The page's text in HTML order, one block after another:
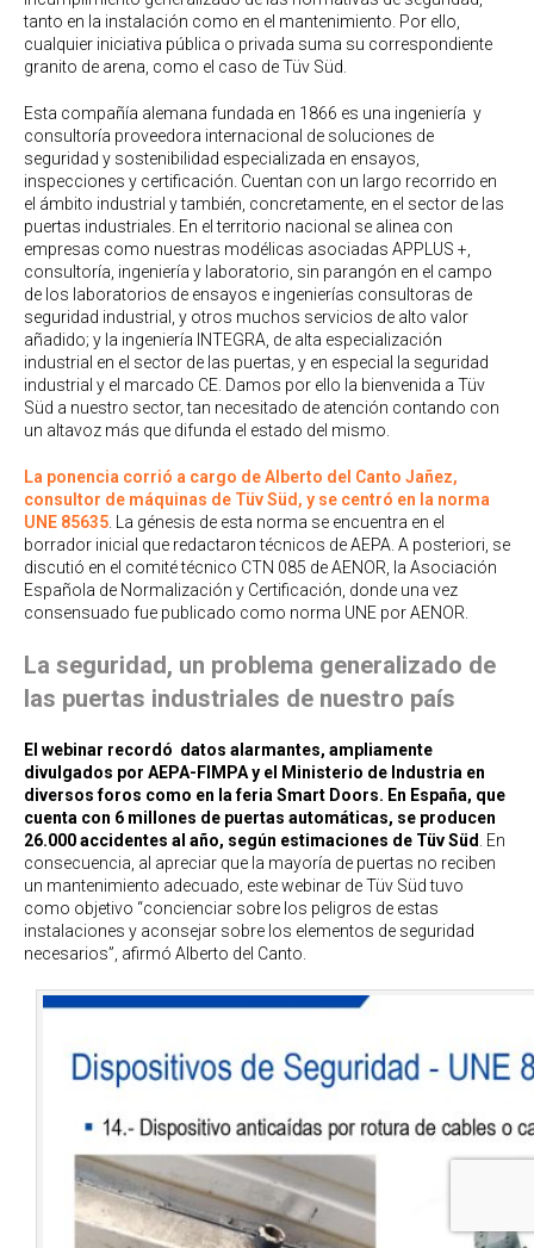
tanto en la instalación como en el mantenimiento. Por ello,
cualquier iniciativa pública o privada suma su correspondiente
granito de arena, como el caso de Tüv Süd.
Esta compañía alemana fundada en 1866 es una ingeniería y
consultoría proveedora internacional de soluciones de
seguridad y sostenibilidad especializada en ensayos,
inspecciones y certificación. Cuentan con un largo recorrido en
el ámbito industrial y también, concretamente, en el sector de las
puertas industriales. En el territorio nacional se alinea con
empresas como nuestras modélicas asociadas APPLUS +,
consultoría, ingeniería y laboratorio, sin parangón en el campo
de los laboratorios de ensayos e ingenierías consultoras de
seguridad industrial, y otros muchos servicios de alto valor
añadido; y la ingeniería INTEGRA, de alta especialización
industrial en el sector de las puertas, y en especial la seguridad
industrial y el marcado CE. Damos por ello la bienvenida a Tüv
Süd a nuestro sector, tan necesitado de atención contando con
un altavoz más que difunda el estado del mismo.
La ponencia corrió a cargo de Alberto del Canto Jañez,
consultor de máquinas de Tüv Süd, y se centró en la norma
UNE 85635. La génesis de esta norma se encuentra en el
borrador inicial que redactaron técnicos de AEPA. A posteriori, se
discutió en el comité técnico CTN 085 de AENOR, la Asociación
Española de Normalización y Certificación, donde una vez
consensuado fue publicado como norma UNE por AENOR.
La seguridad, un problema generalizado de
las puertas industriales de nuestro país
El webinar recordó datos alarmantes, ampliamente
divulgados por AEPA-FIMPA y el Ministerio de Industria en
diversos foros como en la feria Smart Doors. En España, que
cuenta con 6 millones de puertas automáticas, se producen
26.000 accidentes al año, según estimaciones de Tüv Süd. En
consecuencia, al apreciar que la mayoría de puertas no reciben
un mantenimiento adecuado, este webinar de Tüv Süd tuvo
como objetivo “concienciar sobre los peligros de estas
instalaciones y aconsejar sobre los elementos de seguridad
necesarios”, afirmó Alberto del Canto.